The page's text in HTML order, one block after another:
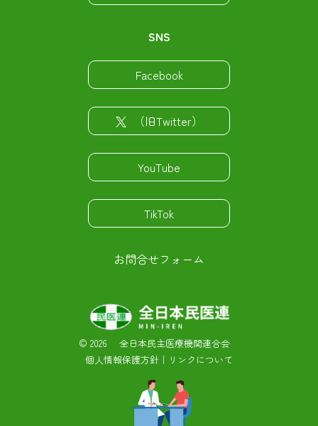
SNS
Facebook
（旧Twitter）
YouTube
TikTok
お問合せフォーム
© 2026 全日本民主医療機関連合会
個人情報保護方針 ｜ リンクについて